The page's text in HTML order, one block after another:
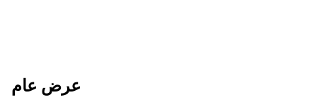
عرض عام